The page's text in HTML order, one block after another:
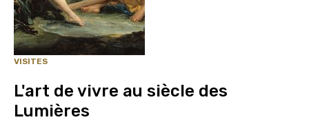
VISITES
L'art de vivre au siècle des
Lumières